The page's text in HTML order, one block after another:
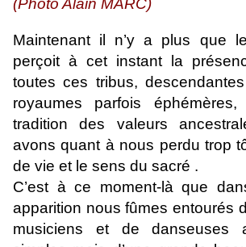
(Photo Alain MARC)
Maintenant il n’y a plus que
perçoit à cet instant la
toutes ces tribus,
royaumes parfois
tradition des valeurs
avons quant à nous perdu trop
de vie et le sens du sacré .
C’est à ce moment-là que
apparition nous fûmes entourés
musiciens et de danseuses